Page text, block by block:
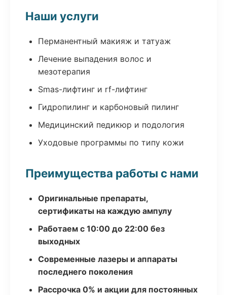
Наши услуги
Перманентный макияж и татуаж
Лечение выпадения волос и
мезотерапия
Smas-лифтинг и rf-лифтинг
Гидропилинг и карбоновый пилинг
Медицинский педикюр и подология
Уходовые программы по типу кожи
Преимущества работы с нами
Оригинальные препараты,
сертификаты на каждую ампулу
Работаем с 10:00 до 22:00 без
выходных
Современные лазеры и аппараты
последнего поколения
Рассрочка 0% и акции для постоянных